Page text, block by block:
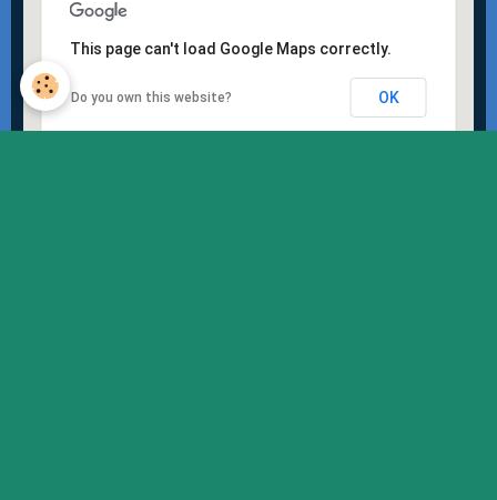
This page can't load Google Maps correctly.
Do you own this website? OK